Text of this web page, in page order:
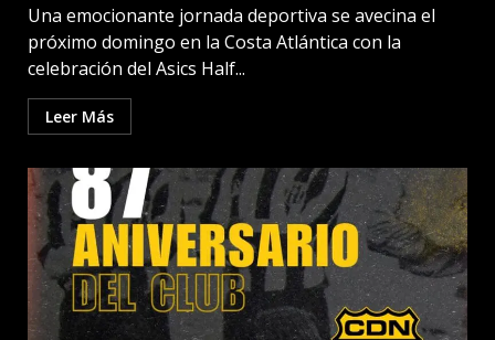
Una emocionante jornada deportiva se avecina el
próximo domingo en la Costa Atlántica con la
celebración del Asics Half...
Leer Más